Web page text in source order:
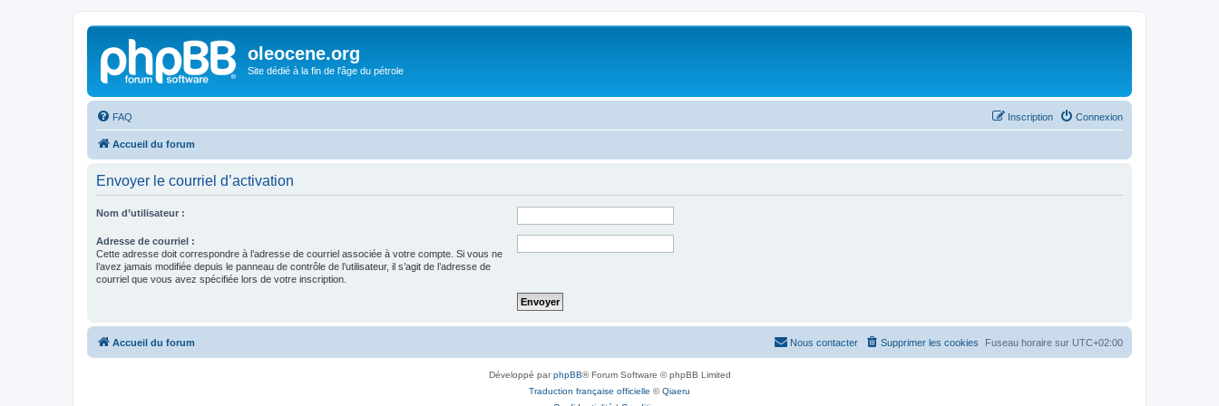
oleocene.org
Site dédié à la fin de l'âge du pétrole
FAQ Connexion
Inscription
Accueil du forum
Envoyer le courriel d’activation
Nom d’utilisateur :
Adresse de courriel :
Cette adresse doit correspondre à l’adresse de courriel associée à votre compte. Si vous ne
l’avez jamais modifiée depuis le panneau de contrôle de l’utilisateur, il s’agit de l’adresse de
courriel que vous avez spécifiée lors de votre inscription.
Accueil du forum Fuseau horaire sur UTC+02:00
Supprimer les cookies
Nous contacter
Développé parphpBB® Forum Software © phpBB Limited
Traduction française officielle ©Qiaeru